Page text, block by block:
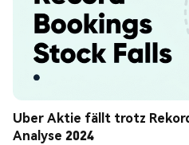
Uber Aktie fällt trotz
Analyse 2024